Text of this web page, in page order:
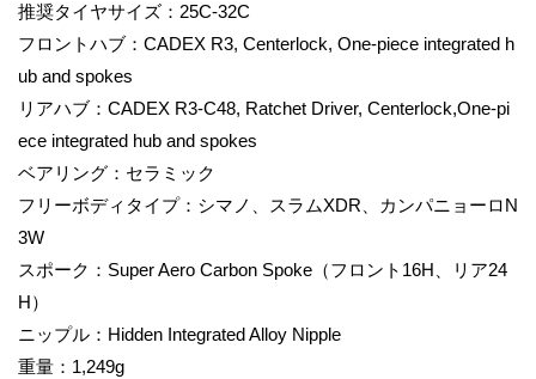
推奨タイヤサイズ：25C-32C
フロントハブ：CADEX R3, Centerlock, One-piece integrated h
ub and spokes
リアハブ：CADEX R3-C48, Ratchet Driver, Centerlock,One-pi
ece integrated hub and spokes
ベアリング：セラミック
フリーボディタイプ：シマノ、スラムXDR、カンパニョーロN
3W
スポーク：Super Aero Carbon Spoke（フロント16H、リア24
H）
ニップル：Hidden Integrated Alloy Nipple
重量：1,249g